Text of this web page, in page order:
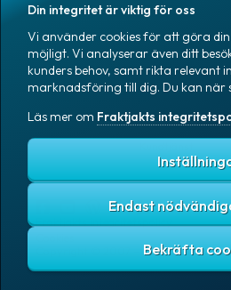
Märkning
Emballage
Emballagetillbehör
Kontorsvaror
Pressrum
Medarbetare
Jobb & karriär
Nyhetsarkiv
Blogg
Fraktjakts integritetspolicy
Copyright © 2007 – 2026 Fraktjakt
Din integritet är viktig för oss
Vi använder cookies för att göra din
möjligt. Vi analyserar även ditt
kunders behov, samt rikta relevant
marknadsföring till dig. Du kan när
Läs mer om Fraktjakts
Endast